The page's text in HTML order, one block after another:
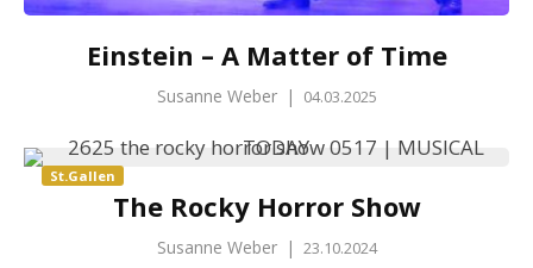
Einstein – A Matter of Time
Susanne Weber | 04.03.2025
St.Gallen
The Rocky Horror Show
Susanne Weber | 23.10.2024